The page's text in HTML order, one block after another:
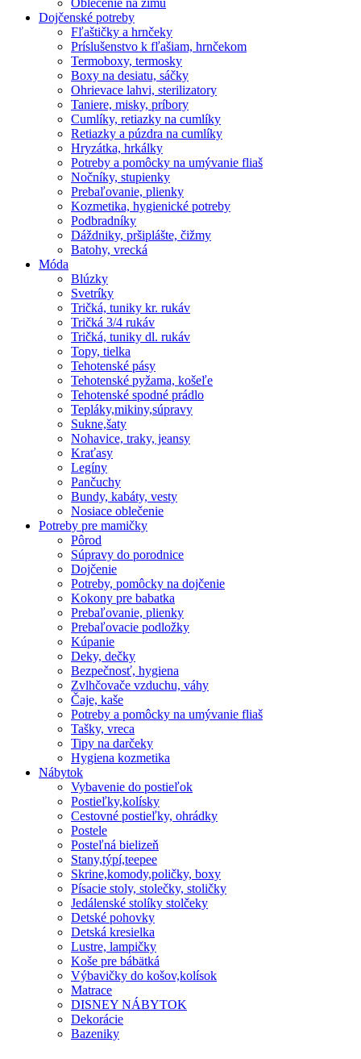
Dojčenské potreby
Fľaštičky a hrnčeky
Príslušenstvo k fľašiam, hrnčekom
Termoboxy, termosky
Boxy na desiatu, sáčky
Ohrievace lahvi, sterilizatory
Taniere, misky, príbory
Cumlíky, retiazky na cumlíky
Retiazky a púzdra na cumlíky
Hryzátka, hrkálky
Potreby a pomôcky na umývanie fliaš
Nočníky, stupienky
Prebaľovanie, plienky
Kozmetika, hygienické potreby
Podbradníky
Dáždniky, pršiplášte, čižmy
Batohy, vrecká
Móda
Blúzky
Svetríky
Tričká, tuniky kr. rukáv
Tričká 3/4 rukáv
Tričká, tuniky dl. rukáv
Topy, tielka
Tehotenské pásy
Tehotenské pyžama, košeľe
Tehotenské spodné prádlo
Tepláky,mikiny,súpravy
Sukne,šaty
Nohavice, traky, jeansy
Kraťasy
Legíny
Pančuchy
Bundy, kabáty, vesty
Nosiace oblečenie
Potreby pre mamičky
Pôrod
Súpravy do porodnice
Dojčenie
Potreby, pomôcky na dojčenie
Kokony pre babatka
Prebaľovanie, plienky
Prebaľovacie podložky
Kúpanie
Deky, dečky
Bezpečnosť, hygiena
Zvlhčovače vzduchu, váhy
Čaje, kaše
Potreby a pomôcky na umývanie fliaš
Tašky, vreca
Tipy na darčeky
Hygiena kozmetika
Nábytok
Vybavenie do postieľok
Postieľky,kolísky
Cestovné postieľky, ohrádky
Postele
Posteľná bielizeň
Stany,týpí,teepee
Skrine,komody,poličky, boxy
Písacie stoly, stolečky, stoličky
Jedálenské stolíky stolčeky
Detské pohovky
Detská kresielka
Lustre, lampičky
Koše pre bábätká
Výbavičky do košov,kolísok
Matrace
DISNEY NÁBYTOK
Dekorácie
Bazeniky